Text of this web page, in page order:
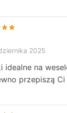
2025
idealne na
przepiszą